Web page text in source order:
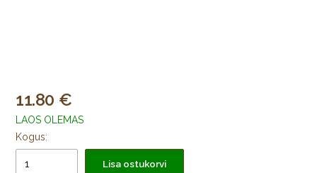
11.80
LAOS OLEMAS
Kogus:
Lisa ostukorvi